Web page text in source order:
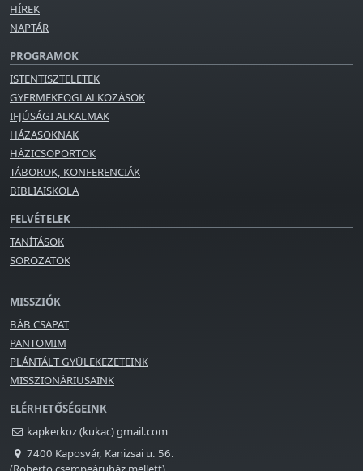
HÍREK
NAPTÁR
PROGRAMOK
ISTENTISZTELETEK
GYERMEKFOGLALKOZÁSOK
IFJÚSÁGI ALKALMAK
HÁZASOKNAK
HÁZICSOPORTOK
TÁBOROK, KONFERENCIÁK
BIBLIAISKOLA
FELVÉTELEK
TANÍTÁSOK
SOROZATOK
MISSZIÓK
BÁB CSAPAT
PANTOMIM
PLÁNTÁLT GYÜLEKEZETEINK
MISSZIONÁRIUSAINK
ELÉRHETŐSÉGEINK
kapkerkoz (kukac) gmail.com
7400 Kaposvár, Kanizsai u. 56.